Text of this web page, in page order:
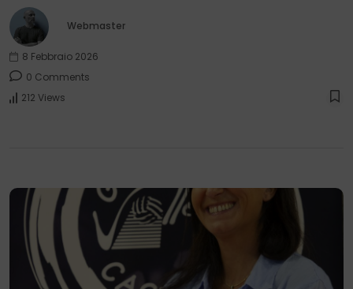
Webmaster
8 Febbraio 2026
0 Comments
212 Views